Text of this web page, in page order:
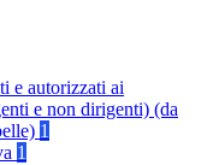
e autorizzati ai
e non dirigenti) (da
1
1